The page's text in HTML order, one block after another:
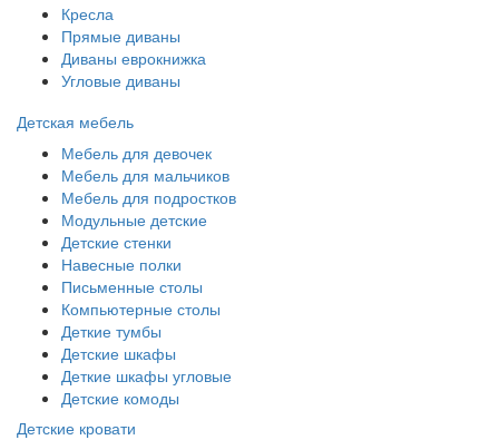
Кресла
Прямые диваны
Диваны еврокнижка
Угловые диваны
Детская мебель
Мебель для девочек
Мебель для мальчиков
Мебель для подростков
Модульные детские
Детские стенки
Навесные полки
Письменные столы
Компьютерные столы
Деткие тумбы
Детские шкафы
Деткие шкафы угловые
Детские комоды
Детские кровати